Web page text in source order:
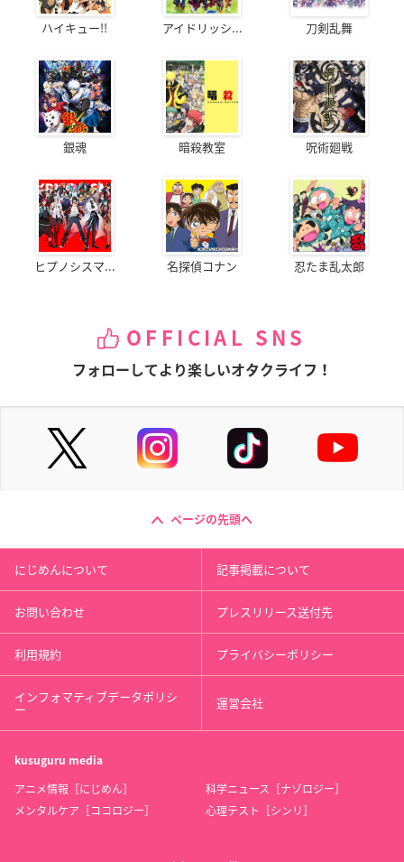
ハイキュー!! アイドリッシ... 刀剣乱舞
銀魂 暗殺教室 呪術廻戦
ヒプノシスマ... 名探偵コナン 忍たま乱太郎
OFFICIAL SNS
フォローしてより楽しいオタクライフ！
ページの先頭へ
にじめんについて 記事掲載について
お問い合わせ プレスリリース送付先
利用規約 プライバシーポリシー
インフォマティブデータポリシ
ー 運営会社
kusuguru media
アニメ情報［にじめん］
科学ニュース［ナゾロジー］
メンタルケア［ココロジー］
心理テスト［シンリ］